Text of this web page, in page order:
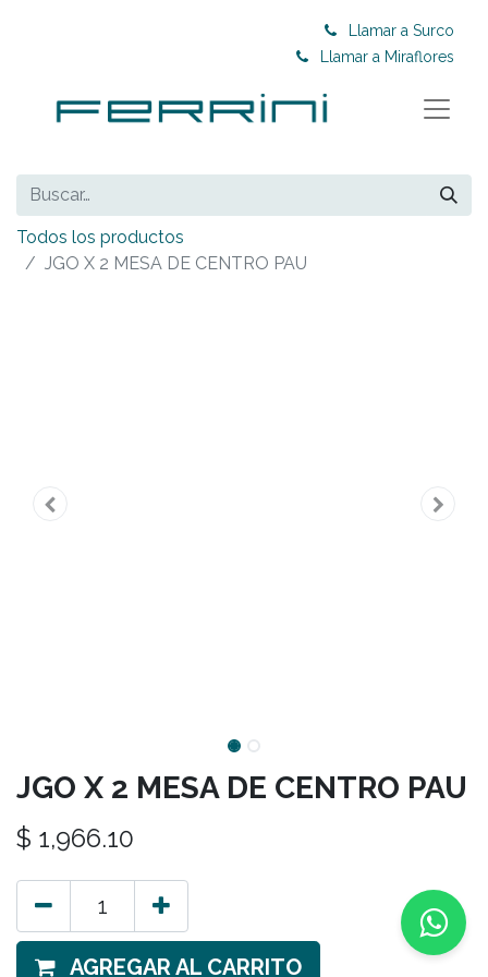
Llamar a Surco
Llamar a Miraflores
Todos los productos
JGO X 2 MESA DE CENTRO PAU
JGO X 2 MESA DE CENTRO PAU
$ 1,966.10
AGREGAR AL CARRITO